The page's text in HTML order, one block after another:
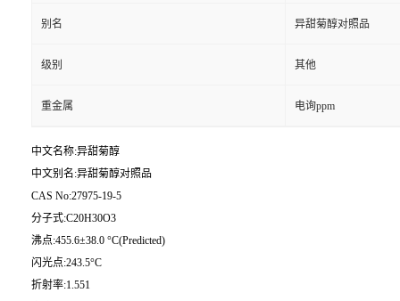
别名 异甜菊醇对照品
级别 其他
重金属 电询ppm
中文名称:异甜菊醇
中文别名:异甜菊醇对照品
CAS No:27975-19-5
分子式:C20H30O3
沸点:455.6±38.0 °C(Predicted)
闪光点:243.5°C
折射率:1.551